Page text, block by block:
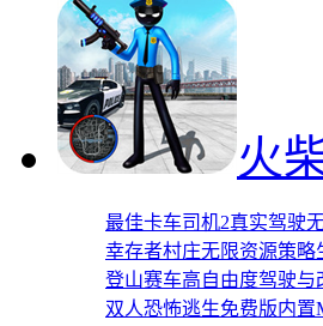
火
最佳卡车司机2真实驾驶
幸存者村庄无限资源策略
登山赛车高自由度驾驶与
双人恐怖逃生免费版内置